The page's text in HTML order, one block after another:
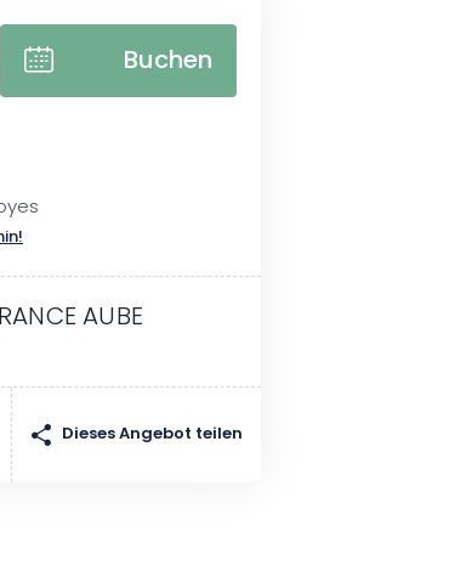
Buchen
AUBE
Dieses Angebot teilen